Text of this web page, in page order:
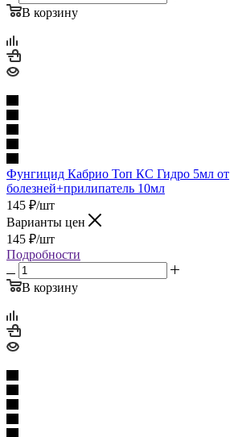
В корзину
Фунгицид Кабрио Топ КС Гидро 5мл от
болезней+прилипатель 10мл
145 ₽/шт
Варианты цен
145 ₽/шт
Подробности
В корзину